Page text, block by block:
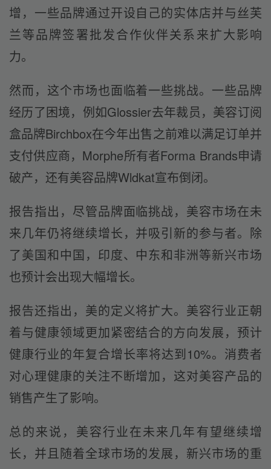
增，一些品牌通过开设自己的实体店并与丝芙
兰等品牌签署批发合作伙伴关系来扩大影响
力。
然而，这个市场也面临着一些挑战。一些品牌
经历了困境，例如Glossier去年裁员，美容订阅
盒品牌Birchbox在今年出售之前难以满足订单并
支付供应商，Morphe所有者Forma Brands申请
破产，还有美容品牌Wldkat宣布倒闭。
报告指出，尽管品牌面临挑战，美容市场在未
来几年仍将继续增长，并吸引新的参与者。除
了美国和中国，印度、中东和非洲等新兴市场
也预计会出现大幅增长。
报告还指出，美的定义将扩大。美容行业正朝
着与健康领域更加紧密结合的方向发展，预计
健康行业的年复合增长率将达到10%。消费者
对心理健康的关注不断增加，这对美容产品的
销售产生了影响。
总的来说，美容行业在未来几年有望继续增
长，并且随着全球市场的发展，新兴市场的重